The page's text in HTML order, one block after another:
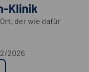
Klinik
der wie dafür
2026